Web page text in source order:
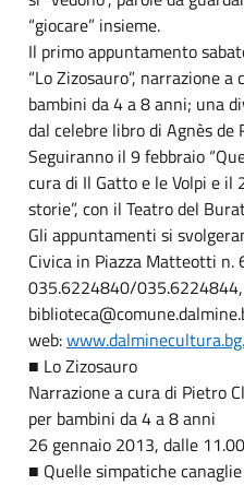
“giocare” insieme.
Il primo appuntamento
“Lo Zizosauro”, narrazione
bambini da 4 a 8 anni; una
dal celebre libro di Agnès de
Seguiranno il 9 febbraio
cura di Il Gatto e le Volpi e il
storie”, con il Teatro del
Gli appuntamenti si
Civica in Piazza Matteotti n.
035.6224840/
web:
■ Lo Zizosauro
Narrazione a cura di Pietro
per bambini da 4 a 8 anni
26 gennaio 2013, dalle 11.00
■ Quelle simpatiche canaglie